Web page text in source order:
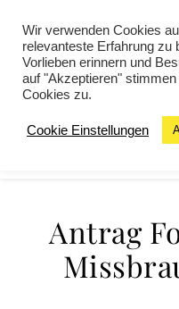
Antrag
Wir verwenden Cookies
relevanteste Erfahrung zu
Vorlieben erinnern und
auf "Akzeptieren"
Cookies zu.
Cookie Einstellungen